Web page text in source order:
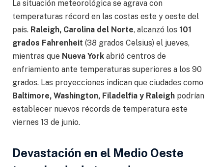
La situación meteorológica se agrava con
temperaturas récord en las costas este y oeste del
país. Raleigh, Carolina del Norte, alcanzó los 101
grados Fahrenheit (38 grados Celsius) el jueves,
mientras que Nueva York abrió centros de
enfriamiento ante temperaturas superiores a los 90
grados. Las proyecciones indican que ciudades como
Baltimore, Washington, Filadelfia y Raleigh podrían
establecer nuevos récords de temperatura este
viernes 13 de junio.
Devastación en el Medio Oeste